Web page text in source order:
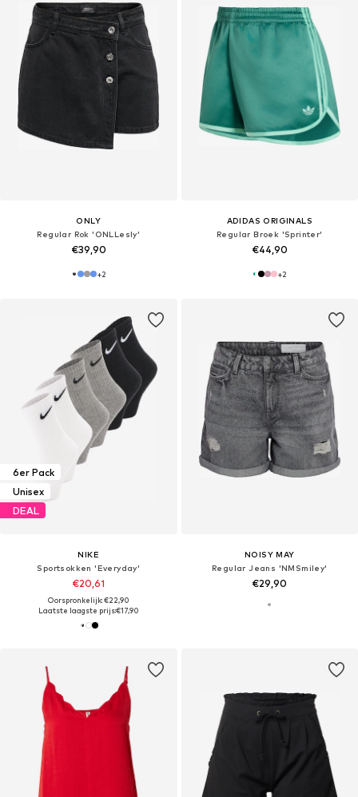
ONLY
Regular Rok 'ONLLesly'
€39,90
+2
ADIDAS ORIGINALS
Regular Broek 'Sprinter'
€44,90
+2
6er Pack
Unisex
DEAL
NIKE
Sportsokken 'Everyday'
€20,61
Oorspronkelijk: €22,90
Laatste laagste prijs:€17,90
NOISY MAY
Regular Jeans 'NMSmiley'
€29,90